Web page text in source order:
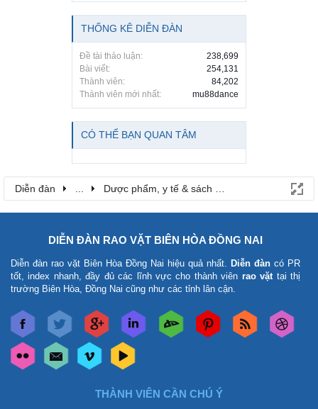
THỐNG KÊ DIỄN ĐÀN
Đề tài thảo luận:
238,699
Bài viết:
254,131
Thành viên:
84,202
Thành viên mới nhất:
mu88dance
CÓ THỂ BẠN QUAN TÂM
Diễn đàn Dược phẩm, y tế & sách báo
DIỄN ĐÀN RAO VẶT BIÊN HÒA ĐỒNG NAI
Diễn đàn rao vặt Biên Hòa Đồng Nai hiệu quả nhất. Diễn đàn có PR
tốt, index nhanh, đầy đủ các lĩnh vực cho thành viên rao vặt tại thị
trường Biên Hòa, Đồng Nai cũng như các tỉnh lân cận.
THÀNH VIÊN CẦN CHÚ Ý